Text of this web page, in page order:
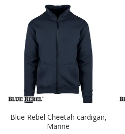
Blue Rebel Cheetah cardigan,
Marine